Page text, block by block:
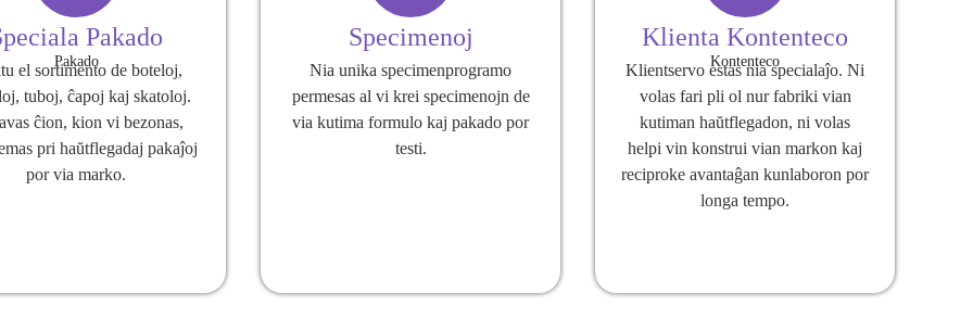
Pakado
el sortimento de boteloj,
tuboj, ĉapoj kaj skatoloj.
ĉion, kion vi bezonas,
pri haŭtflegadaj pakaĵoj
por via marko.
Specimenoj
Nia unika specimenprogramo
permesas al vi krei specimenojn de
via kutima formulo kaj pakado por
testi.
Klienta Kontenteco
Klientservo estas nia specialaĵo. Ni
volas fari pli ol nur fabriki vian
kutiman haŭtflegadon, ni volas
helpi vin konstrui vian markon kaj
reciproke avantaĝan kunlaboron por
longa tempo.